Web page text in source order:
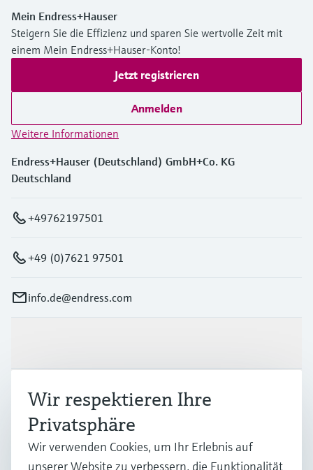
Mein Endress+Hauser
Steigern Sie die Effizienz und sparen Sie wertvolle Zeit mit
einem Mein Endress+Hauser-Konto!
Jetzt registrieren
Anmelden
Weitere Informationen
Endress+Hauser (Deutschland) GmbH+Co. KG
Deutschland
+49762197501
+49 (0)7621 97501
info.de@endress.com
Branchen
Support
Wir respektieren Ihre
Privatsphäre
Wir verwenden Cookies, um Ihr Erlebnis auf
unserer Website zu verbessern, die Funktionalität